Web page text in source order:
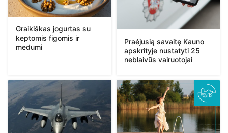
Graikiškas jogurtas su
keptomis figomis ir
medumi
Praėjusią savaitę Kauno
apskrityje nustatyti 25
neblaivūs vairuotojai